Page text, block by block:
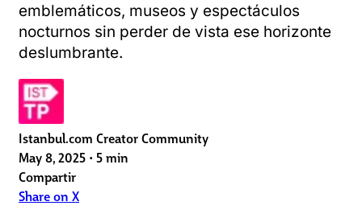
emblemáticos, museos y espectáculos
nocturnos sin perder de vista ese horizonte
deslumbrante.
Istanbul.com Creator Community
May 8, 2025 • 5 min
Compartir
Share on X